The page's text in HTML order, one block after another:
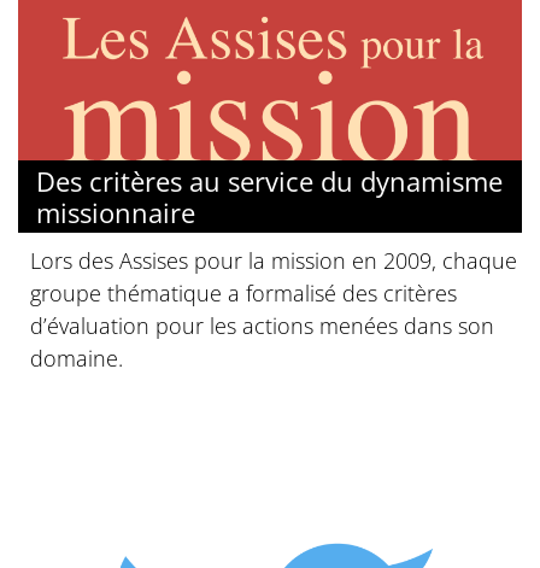
Des critères au service du dynamisme
missionnaire
Lors des Assises pour la mission en 2009, chaque
groupe thématique a formalisé des critères
d’évaluation pour les actions menées dans son
domaine.